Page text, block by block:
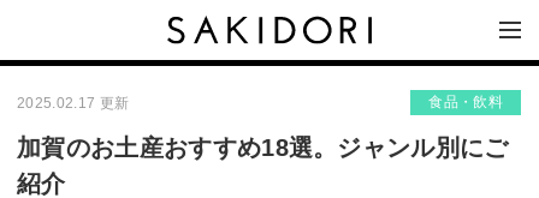
2025.02.17 更新 食品・飲料
加賀のお土産おすすめ18選。ジャンル別にご
紹介